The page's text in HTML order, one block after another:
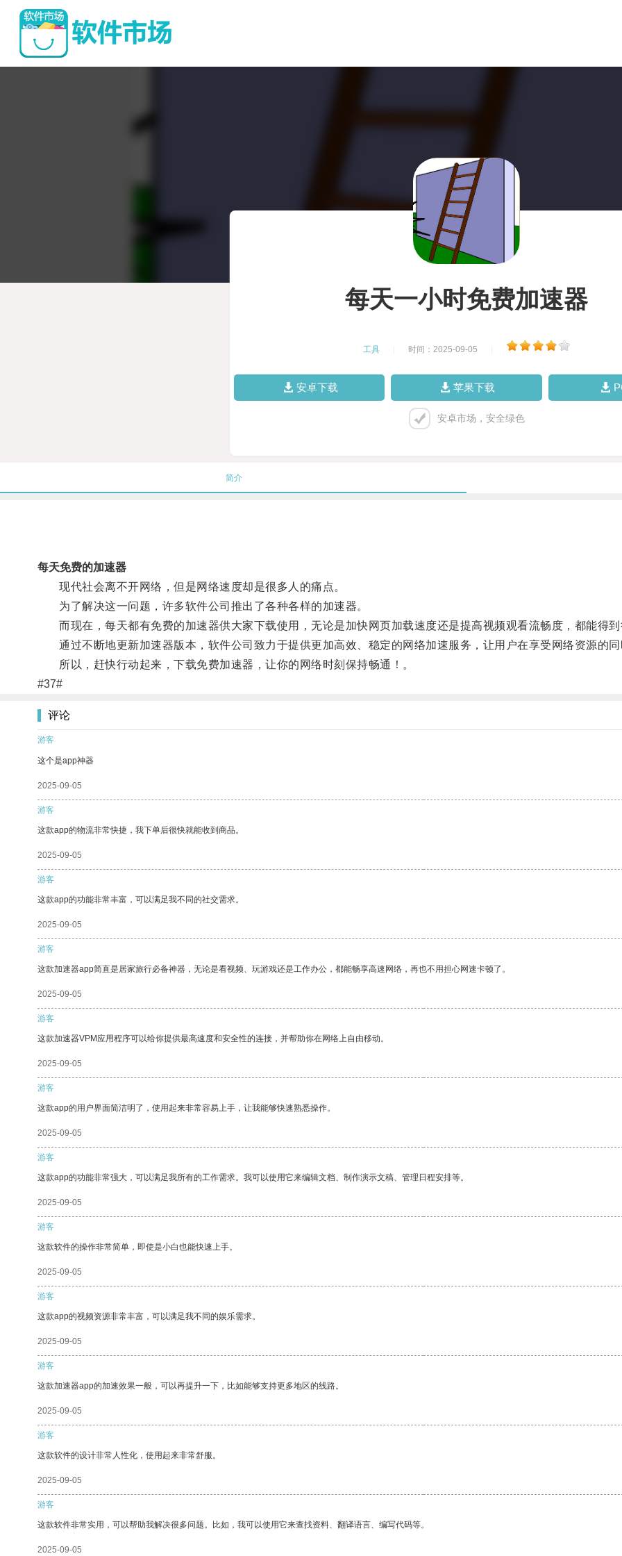
每天一小时免费加速器
工具 时间：2025-09-05
安卓下载 苹果下载
安卓市场，安全绿色
简介
每天免费的加速器
现代社会离不开网络，但是网络速度却是很多人的痛点。
为了解决这一问题，许多软件公司推出了各种各样的加速器。
而现在，每天都有免费的加速器供大家下载使用，无论是加快网页加载速度还是提高视频观看流畅度，都能得到
通过不断地更新加速器版本，软件公司致力于提供更加高效、稳定的网络加速服务，让用户在享受网络资源的同
所以，赶快行动起来，下载免费加速器，让你的网络时刻保持畅通！。
#37#
评论
游客
这个是app神器
2025-09-05
游客
这款app的物流非常快捷，我下单后很快就能收到商品。
2025-09-05
游客
这款app的功能非常丰富，可以满足我不同的社交需求。
2025-09-05
游客
这款加速器app简直是居家旅行必备神器，无论是看视频、玩游戏还是工作办公，都能畅享高速网络，再也不用担心网速卡顿了。
2025-09-05
游客
这款加速器VPM应用程序可以给你提供最高速度和安全性的连接，并帮助你在网络上自由移动。
2025-09-05
游客
这款app的用户界面简洁明了，使用起来非常容易上手，让我能够快速熟悉操作。
2025-09-05
游客
这款app的功能非常强大，可以满足我所有的工作需求。我可以使用它来编辑文档、制作演示文稿、管理日程安排等。
2025-09-05
游客
这款软件的操作非常简单，即使是小白也能快速上手。
2025-09-05
游客
这款app的视频资源非常丰富，可以满足我不同的娱乐需求。
2025-09-05
游客
这款加速器app的加速效果一般，可以再提升一下，比如能够支持更多地区的线路。
2025-09-05
游客
这款软件的设计非常人性化，使用起来非常舒服。
2025-09-05
游客
这款软件非常实用，可以帮助我解决很多问题。比如，我可以使用它来查找资料、翻译语言、编写代码等。
2025-09-05